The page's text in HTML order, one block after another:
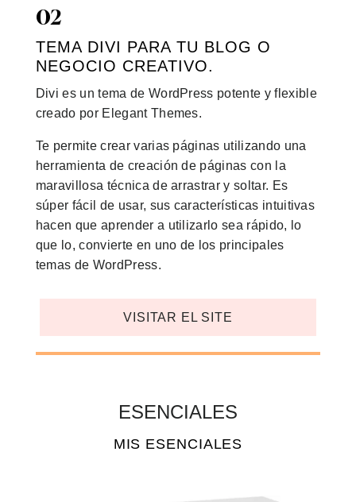
02
TEMA DIVI PARA TU BLOG O
NEGOCIO CREATIVO.
Divi es un tema de WordPress potente y flexible
creado por Elegant Themes.
Te permite crear varias páginas utilizando una
herramienta de creación de páginas con la
maravillosa técnica de arrastrar y soltar. Es
súper fácil de usar, sus características intuitivas
hacen que aprender a utilizarlo sea rápido, lo
que lo, convierte en uno de los principales
temas de WordPress.
VISITAR EL SITE
ESENCIALES
MIS ESENCIALES